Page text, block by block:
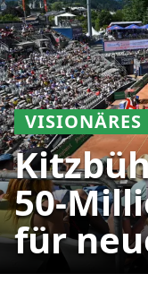
VISIONÄRES
50-
für